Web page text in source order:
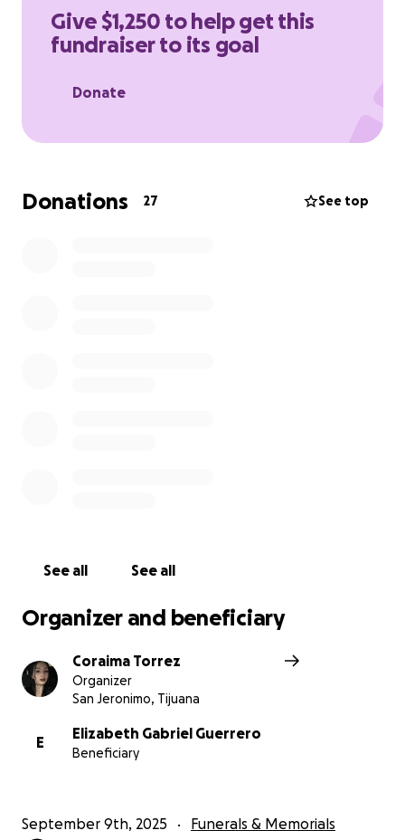
Gracias por su apoyo, sus oraciones y por ayudarnos
a honrar la memoria de Maria Luisa.
Give $1,250 to help get this
fundraiser to its goal
Donate
Donations 27 See top
See all See all
Organizer and beneficiary
Coraima Torrez
Organizer
San Jeronimo, Tijuana
E
Elizabeth Gabriel Guerrero
Beneficiary
September 9th, 2025 Funerals & Memorials